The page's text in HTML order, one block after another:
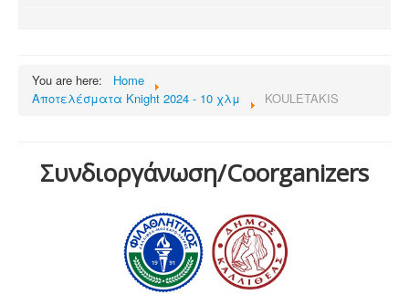
You are here:
Home
Αποτελέσματα Knight 2024 - 10 χλμ
KOULETAKIS
Συνδιοργάνωση/Coorganizers